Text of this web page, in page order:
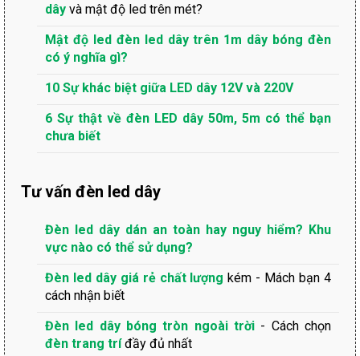
dây và mật độ led trên mét?
Mật độ led đèn led dây trên 1m dây bóng đèn
có ý nghĩa gì?
10 Sự khác biệt giữa LED dây 12V và 220V
6 Sự thật về đèn LED dây 50m, 5m có thể bạn
chưa biết
Tư vấn đèn led dây
Đèn led dây dán an toàn hay nguy hiểm? Khu
vực nào có thể sử dụng?
Đèn led dây giá rẻ chất lượng kém - Mách bạn 4
cách nhận biết
Đèn led dây bóng tròn ngoài trời - Cách chọn
đèn trang tríđầy đủ nhất